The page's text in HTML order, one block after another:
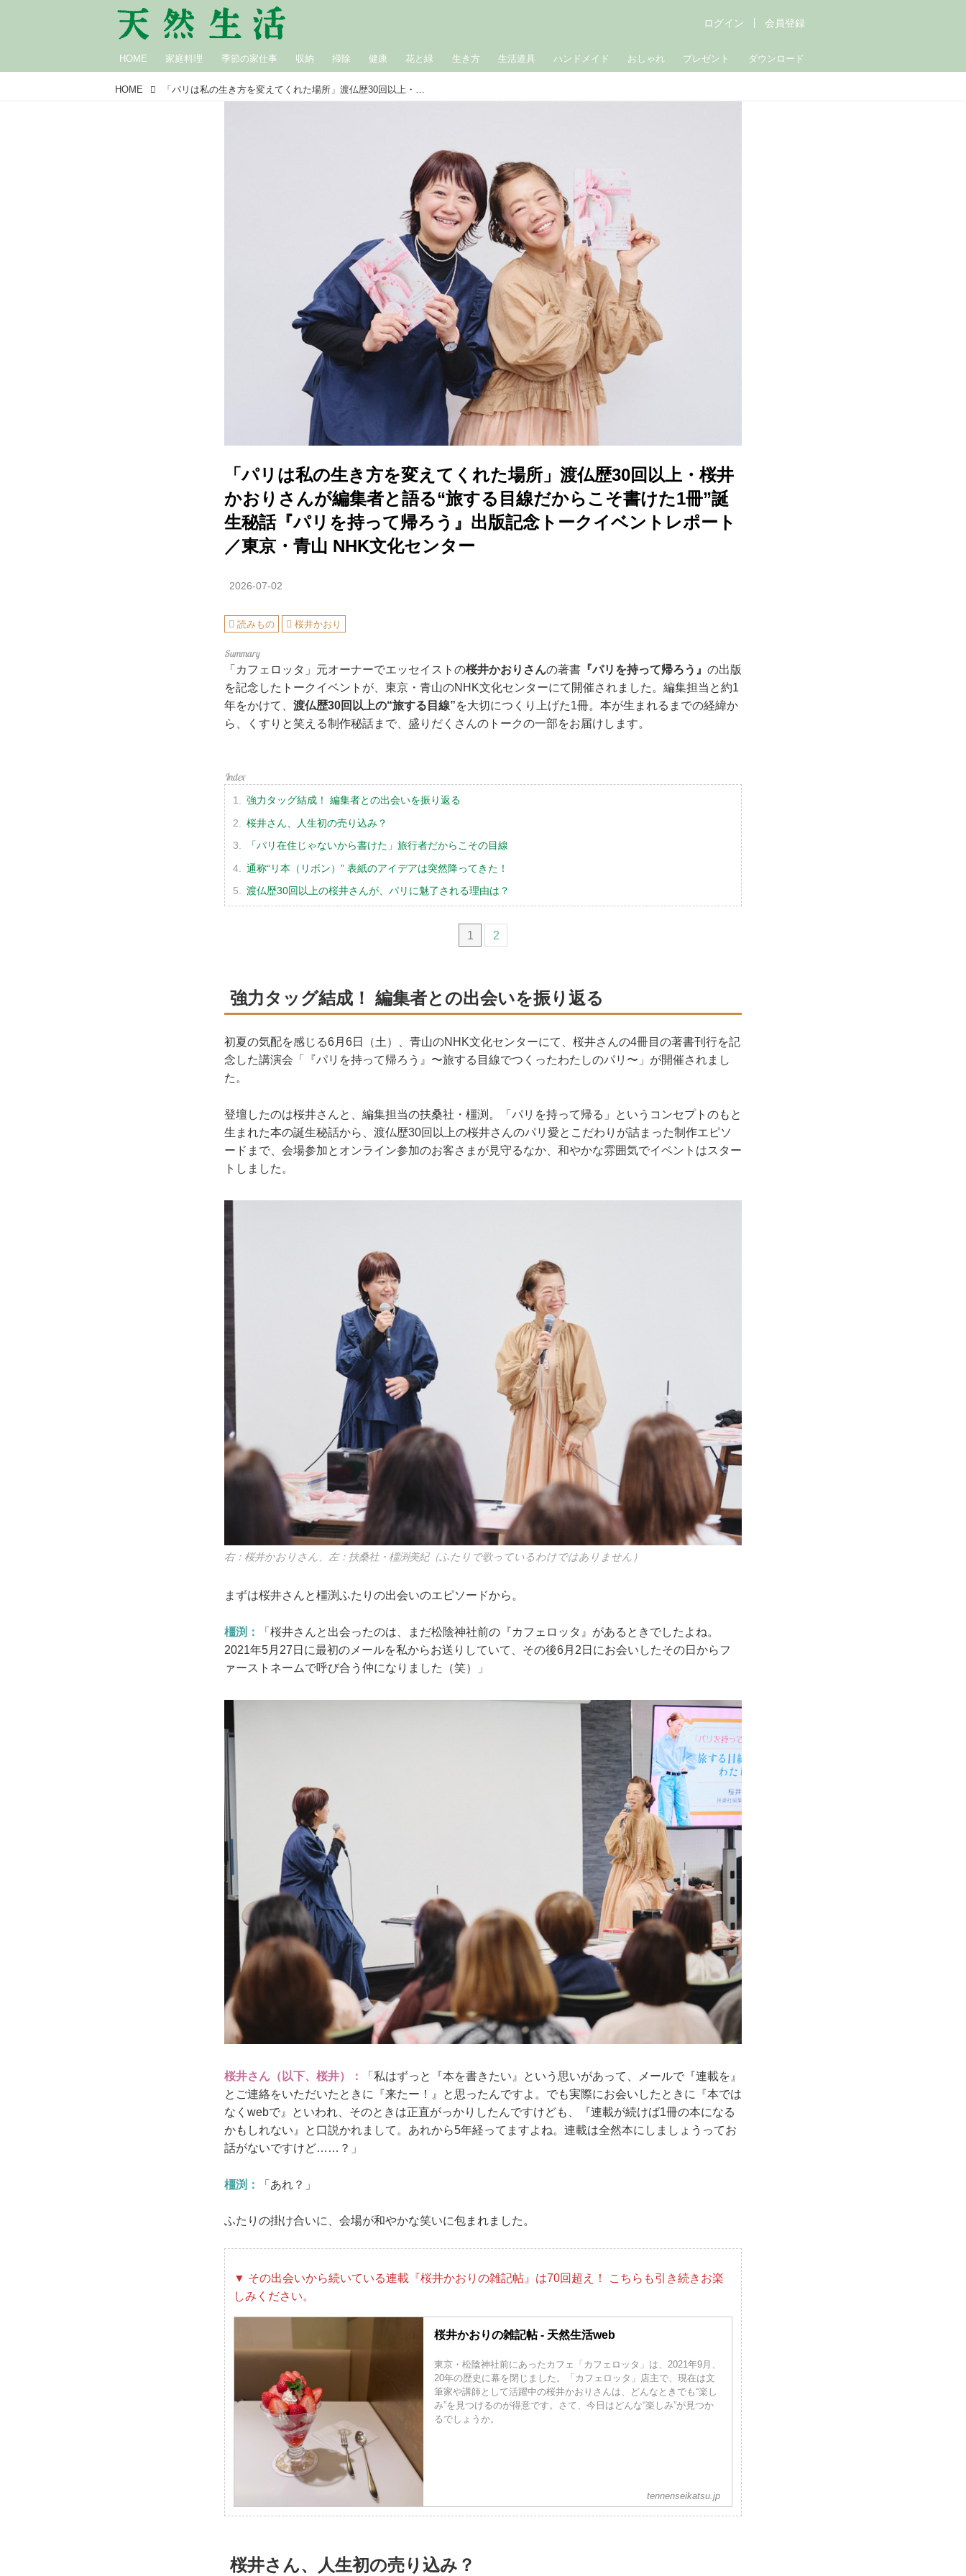
HOME 家庭料理 季節の家仕事 収納 掃除 健康 花と緑 生き方 生活道具 ハンドメイド おしゃれ プレゼント ダウンロード
ログイン 会員登録
HOME 「パリは私の生き方を変えてくれた場所」渡仏歴30回以上・桜井かおりさんが編集者と語る“旅する目線だからこそ書けた1冊”誕生秘話『パリを持って帰ろう』出版記念トークイベントレポート／東京・青山 NHK文化センター
「パリは私の生き方を変えてくれた場所」渡仏歴30回以上・桜井
かおりさんが編集者と語る“旅する目線だからこそ書けた1冊”誕
生秘話『パリを持って帰ろう』出版記念トークイベントレポート
／東京・青山 NHK文化センター
2026-07-02
読みもの 桜井かおり
「カフェロッタ」元オーナーでエッセイストの桜井かおりさんの著書 『パリを持って帰ろう』 の出版
を記念したトークイベントが、東京・青山のNHK文化センターにて開催されました。編集担当と約1
年をかけて、 渡仏歴30回以上の“旅する目線”を大切につくり上げた1冊。本が生まれるまでの経緯か
ら、くすりと笑える制作秘話まで、盛りだくさんのトークの一部をお届けします。
強力タッグ結成！ 編集者との出会いを振り返る
桜井さん、人生初の売り込み？
「パリ在住じゃないから書けた」旅行者だからこその目線
通称“リ本（リボン）” 表紙のアイデアは突然降ってきた！
渡仏歴30回以上の桜井さんが、パリに魅了される理由は？
1 2
強力タッグ結成！ 編集者との出会いを振り返る
初夏の気配を感じる6月6日（土）、青山のNHK文化センターにて、桜井さんの4冊目の著書刊行を記
念した講演会「『パリを持って帰ろう』〜旅する目線でつくったわたしのパリ〜」が開催されまし
た。
登壇したのは桜井さんと、編集担当の扶桑社・橿渕。「パリを持って帰る」というコンセプトのもと
生まれた本の誕生秘話から、渡仏歴30回以上の桜井さんのパリ愛とこだわりが詰まった制作エピソ
ードまで、会場参加とオンライン参加のお客さまが見守るなか、和やかな雰囲気でイベントはスター
トしました。
右：桜井かおりさん、左：扶桑社・橿渕美紀（ふたりで歌っているわけではありません）
まずは桜井さんと橿渕ふたりの出会いのエピソードから。
橿渕：
「桜井さんと出会ったのは、まだ松陰神社前の『カフェロッタ』があるときでしたよね。
2021年5月27日に最初のメールを私からお送りしていて、その後6月2日にお会いしたその日からフ
ァーストネームで呼び合う仲になりました（笑）」
桜井さん（以下、桜井）：
「私はずっと『本を書きたい』という思いがあって、メールで『連載を』
とご連絡をいただいたときに『来たー！』と思ったんですよ。でも実際にお会いしたときに『本では
なくwebで』といわれ、そのときは正直がっかりしたんですけども、『連載が続けば1冊の本になる
かもしれない』と口説かれまして。あれから5年経ってますよね。連載は全然本にしましょうってお
話がないですけど……？」
橿渕： 「あれ？」
ふたりの掛け合いに、会場が和やかな笑いに包まれました。
▼ その出会いから続いている連載『桜井かおりの雑記帖』は70回超え！ こちらも引き続きお楽
しみください。
桜井かおりの雑記帖 - 天然生活web
東京・松陰神社前にあったカフェ「カフェロッタ」は、2021年9月、
20年の歴史に幕を閉じました。「カフェロッタ」店主で、現在は文
筆家や講師として活躍中の桜井かおりさんは、どんなときでも“楽し
み”を見つけるのが得意です。さて、今日はどんな“楽しみ”が見つか
るでしょうか。
tennenseikatsu.jp
桜井さん、人生初の売り込み？